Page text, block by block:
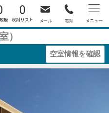
0
室）
空室情報を確認